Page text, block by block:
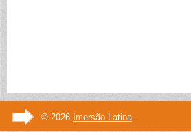
© 2026 Imersão Latina.